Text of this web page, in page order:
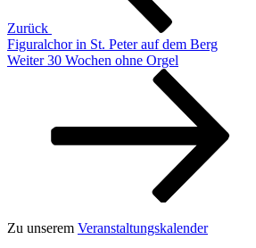
Zurück
Figuralchor in St. Peter auf dem Berg
Nächster
Weiter 30 Wochen ohne Orgel
Zu unserem Veranstaltungskalender